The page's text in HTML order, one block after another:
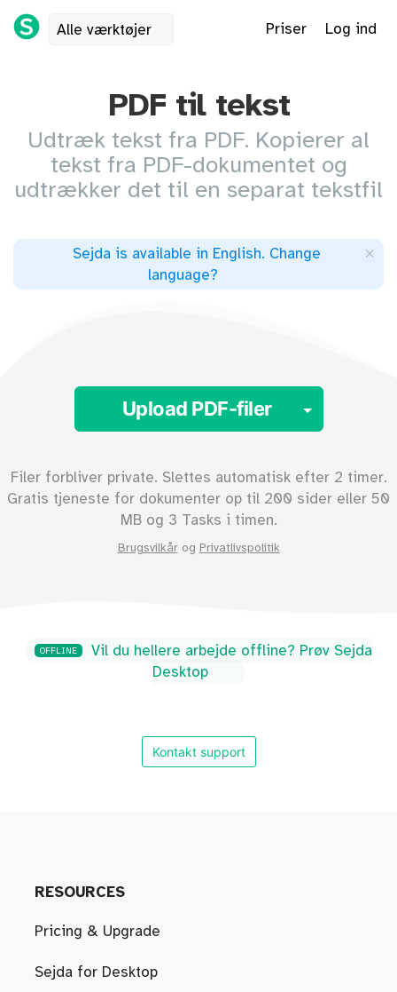
Alle værktøjer Priser Log ind
PDF til tekst
Udtræk tekst fra PDF. Kopierer al
tekst fra PDF-dokumentet og
udtrækker det til en separat tekstfil
Sejda is available in English. Change
language?
×
Upload PDF-filer Toggle
Filer forbliver private. Slettes automatisk efter 2 timer.
Gratis tjeneste for dokumenter op til 200 sider eller 50
MB og 3 Tasks i timen.
Brugsvilkårog Privatlivspolitik
OFFLINE
Vil du hellere arbejde offline? Prøv Sejda
Desktop
Kontakt support
RESOURCES
Pricing & Upgrade
Sejda for Desktop